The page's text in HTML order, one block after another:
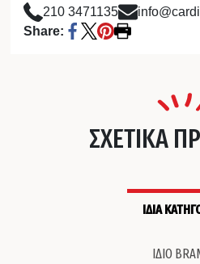
210 3471135
Share:
ΣΧΕΤΙΚΑ
ΙΔΙΑ
ΙΔΙΟ